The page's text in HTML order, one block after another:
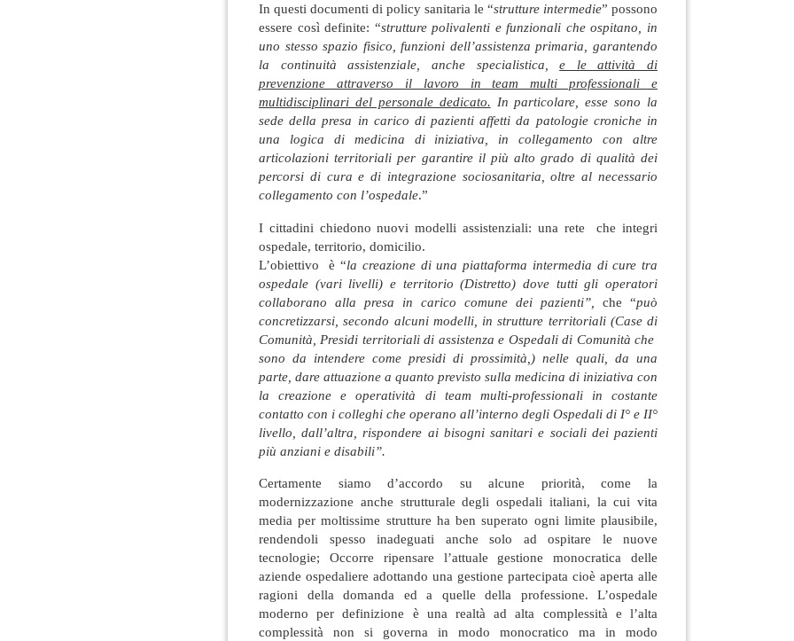
In questi documenti di policy sanitaria le “strutture intermedie” possono
essere così definite: “strutture polivalenti e funzionali che ospitano, in
uno stesso spazio fisico, funzioni dell’assistenza primaria, garantendo
la continuità assistenziale, anche specialistica,e le attività di
prevenzione attraverso il lavoro in team multi professionali e
multidisciplinari del personale dedicato. In particolare, esse sono la
sede della presa in carico di pazienti affetti da patologie croniche in
una logica di medicina di iniziativa, in collegamento con altre
articolazioni territoriali per garantire il più alto grado di qualità dei
percorsi di cura e di integrazione sociosanitaria, oltre al necessario
collegamento con l’ospedale.”
I cittadini chiedono nuovi modelli assistenziali: una rete che integri
ospedale, territorio, domicilio.
L’obiettivo è “la creazione di una piattaforma intermedia di cure tra
ospedale (vari livelli) e territorio (Distretto) dove tutti gli operatori
collaborano alla presa in carico comune dei pazienti”, che “può
concretizzarsi, secondo alcuni modelli, in strutture territoriali (Case di
Comunità, Presidi territoriali di assistenza e Ospedali di Comunità che
sono da intendere come presidi di prossimità,) nelle quali, da una
parte, dare attuazione a quanto previsto sulla medicina di iniziativa con
la creazione e operatività di team multi-professionali in costante
contatto con i colleghi che operano all’interno degli Ospedali di I° e II°
livello, dall’altra, rispondere ai bisogni sanitari e sociali dei pazienti
più anziani e disabili”.
Certamente siamo d’accordo su alcune priorità, come la
modernizzazione anche strutturale degli ospedali italiani, la cui vita
media per moltissime strutture ha ben superato ogni limite plausibile,
rendendoli spesso inadeguati anche solo ad ospitare le nuove
tecnologie; Occorre ripensare l’attuale gestione monocratica delle
aziende ospedaliere adottando una gestione partecipata cioè aperta alle
ragioni della domanda ed a quelle della professione. L’ospedale
moderno per definizione è una realtà ad alta complessità e l’alta
complessità non si governa in modo monocratico ma in modo